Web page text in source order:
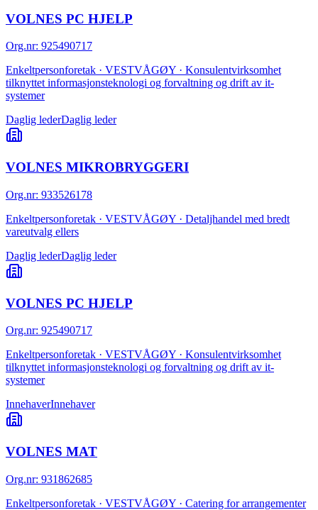
VOLNES PC HJELP
Org.nr: 925490717
Enkeltpersonforetak · VESTVÅGØY · Konsulentvirksomhet
tilknyttet informasjonsteknologi og forvaltning og drift av it-
systemer
Daglig lederDaglig leder
VOLNES MIKROBRYGGERI
Org.nr: 933526178
Enkeltpersonforetak · VESTVÅGØY · Detaljhandel med bredt
vareutvalg ellers
Daglig lederDaglig leder
VOLNES PC HJELP
Org.nr: 925490717
Enkeltpersonforetak · VESTVÅGØY · Konsulentvirksomhet
tilknyttet informasjonsteknologi og forvaltning og drift av it-
systemer
InnehaverInnehaver
VOLNES MAT
Org.nr: 931862685
Enkeltpersonforetak · VESTVÅGØY · Catering for arrangementer